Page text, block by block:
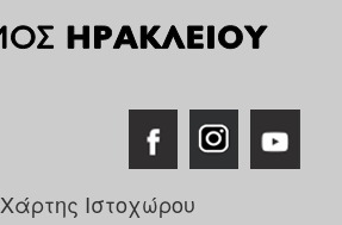
Χάρτης Ιστοχώρου